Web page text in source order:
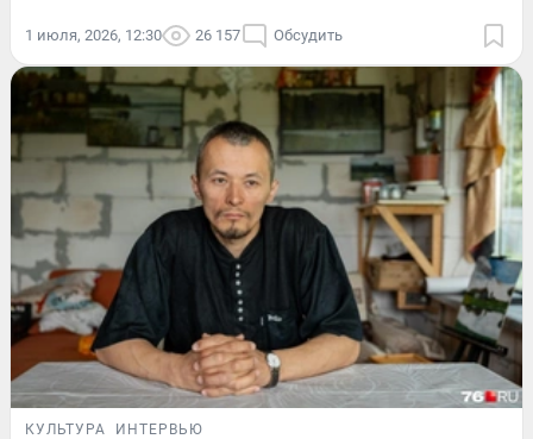
1 июля, 2026, 12:30 26 157 Обсудить
КУЛЬТУРА ИНТЕРВЬЮ